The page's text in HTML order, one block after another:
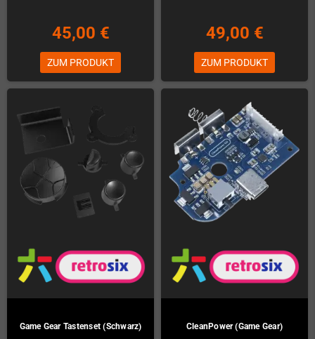
45,00 €
ZUM PRODUKT
49,00 €
ZUM PRODUKT
Game Gear Tastenset (Schwarz) CleanPower (Game Gear)